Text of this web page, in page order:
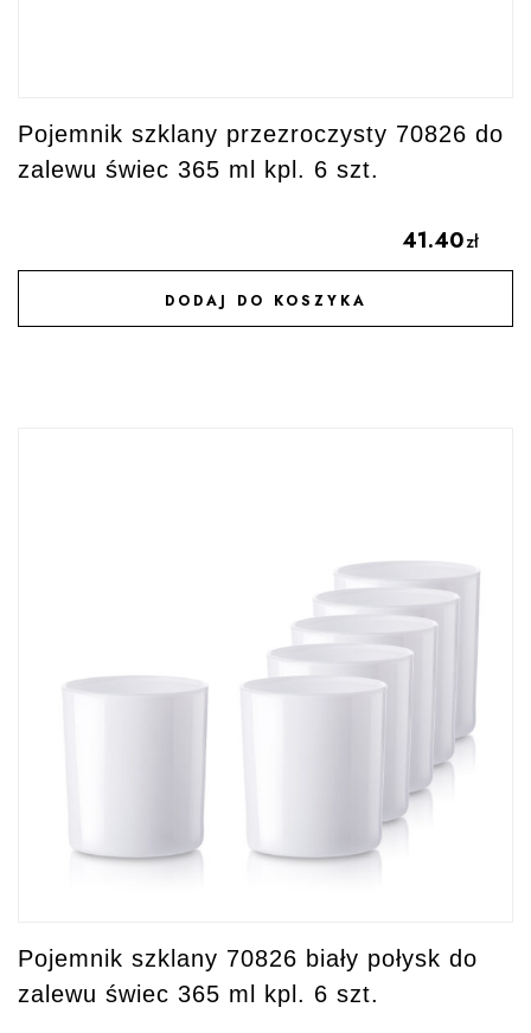
Pojemnik szklany przezroczysty 70826 do
zalewu świec 365 ml kpl. 6 szt.
41.40zł
DODAJ DO KOSZYKA
DODAJ DO ULUBIONYCH
Pojemnik szklany 70826 biały połysk do
zalewu świec 365 ml kpl. 6 szt.